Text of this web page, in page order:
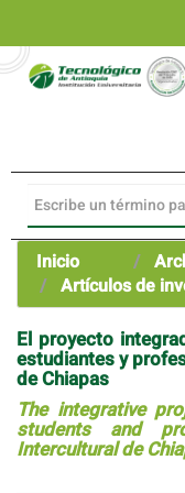
Contenido
principal
Inicio
Artículos de
El proyecto
estudiantes y
de Chiapas
The integrative
students and
Intercultural de